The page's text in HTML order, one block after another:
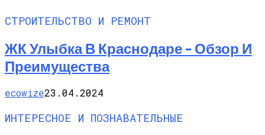
СТРОИТЕЛЬСТВО И РЕМОНТ
ЖК Улыбка В Краснодаре – Обзор И
Преимущества
ecowize23.04.2024
ИНТЕРЕСНОЕ И ПОЗНАВАТЕЛЬНЫЕ